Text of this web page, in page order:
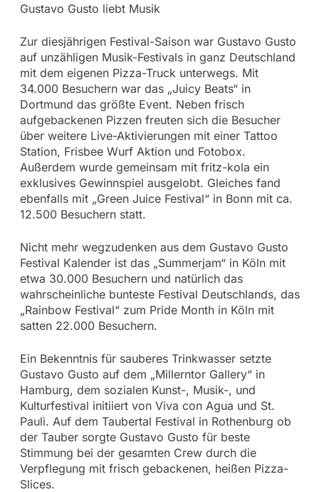
Gustavo Gusto liebt Musik
Zur diesjährigen Festival-Saison war Gustavo Gusto
auf unzähligen Musik-Festivals in ganz Deutschland
mit dem eigenen Pizza-Truck unterwegs. Mit
34.000 Besuchern war das „Juicy Beats“ in
Dortmund das größte Event. Neben frisch
aufgebackenen Pizzen freuten sich die Besucher
über weitere Live-Aktivierungen mit einer Tattoo
Station, Frisbee Wurf Aktion und Fotobox.
Außerdem wurde gemeinsam mit fritz-kola ein
exklusives Gewinnspiel ausgelobt. Gleiches fand
ebenfalls mit „Green Juice Festival“ in Bonn mit ca.
12.500 Besuchern statt.
Nicht mehr wegzudenken aus dem Gustavo Gusto
Festival Kalender ist das „Summerjam“ in Köln mit
etwa 30.000 Besuchern und natürlich das
wahrscheinliche bunteste Festival Deutschlands, das
„Rainbow Festival“ zum Pride Month in Köln mit
satten 22.000 Besuchern.
Ein Bekenntnis für sauberes Trinkwasser setzte
Gustavo Gusto auf dem „Millerntor Gallery“ in
Hamburg, dem sozialen Kunst-, Musik-, und
Kulturfestival initiiert von Viva con Agua und St.
Pauli. Auf dem Taubertal Festival in Rothenburg ob
der Tauber sorgte Gustavo Gusto für beste
Stimmung bei der gesamten Crew durch die
Verpflegung mit frisch gebackenen, heißen Pizza-
Slices.